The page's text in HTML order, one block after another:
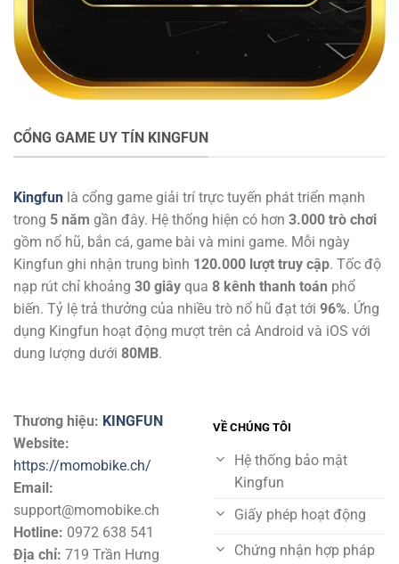
CỔNG GAME UY TÍN KINGFUN
Kingfun là cổng game giải trí trực tuyến phát triển mạnh
trong 5 năm gần đây. Hệ thống hiện có hơn 3.000 trò chơi
gồm nổ hũ, bắn cá, game bài và mini game. Mỗi ngày
Kingfun ghi nhận trung bình 120.000 lượt truy cập. Tốc độ
nạp rút chỉ khoảng 30 giây qua 8 kênh thanh toán phổ
biến. Tỷ lệ trả thưởng của nhiều trò nổ hũ đạt tới 96%. Ứng
dụng Kingfun hoạt động mượt trên cả Android và iOS với
dung lượng dưới 80MB.
Thương hiệu: KINGFUN
Website:
https://momobike.ch/
Email:
support@momobike.ch
Hotline: 0972 638 541
Địa chỉ: 719 Trần Hưng
VỀ CHÚNG TÔI
Hệ thống bảo mật
Kingfun
Giấy phép hoạt động
Chứng nhận hợp pháp